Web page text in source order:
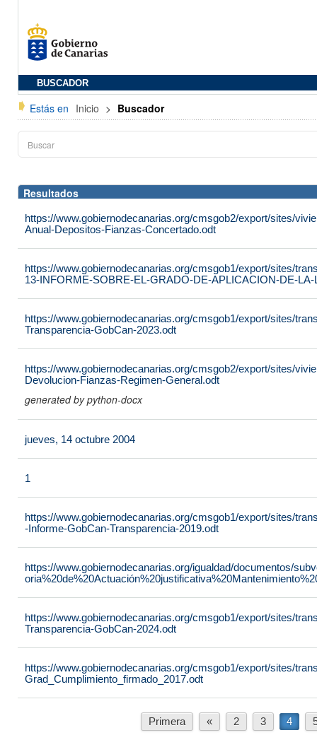
BUSCADOR
Estás en Inicio > Buscador
Resultados
https://www.gobiernodecanarias.org/cmsgob2/export/sites/
Anual-Depositos-Fianzas-Concertado.odt
https://www.gobiernodecanarias.org/cmsgob1/export/sites/
13-INFORME-SOBRE-EL-GRADO-DE-APLICACION-DE-LA-
https://www.gobiernodecanarias.org/cmsgob1/export/sites/
Transparencia-GobCan-2023.odt
https://www.gobiernodecanarias.org/cmsgob2/export/sites/
Devolucion-Fianzas-Regimen-General.odt
generated by python-docx
jueves, 14 octubre 2004
1
https://www.gobiernodecanarias.org/cmsgob1/export/sites/
-Informe-GobCan-Transparencia-2019.odt
https://www.gobiernodecanarias.org/igualdad/documentos/
https://www.gobiernodecanarias.org/cmsgob1/export/sites/
Transparencia-GobCan-2024.odt
https://www.gobiernodecanarias.org/cmsgob1/export/sites/
Grad_Cumplimiento_firmado_2017.odt
Primera « 2 3 4